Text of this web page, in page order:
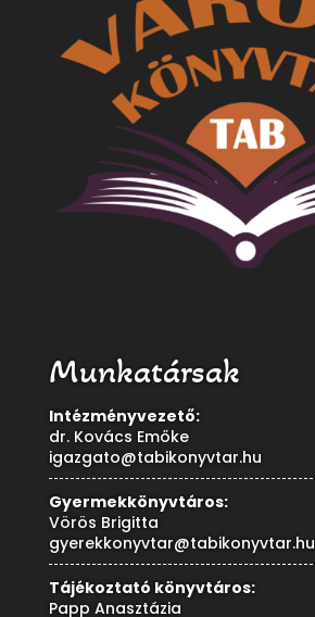
Munkatársak
Intézményvezető:
dr. Kovács Emőke
igazgato@tabikonyvtar.hu
Gyermekkönyvtáros:
Vörös Brigitta
gyerekkonyvtar@tabikonyvtar.hu
Tájékoztató könyvtáros:
Papp Anasztázia